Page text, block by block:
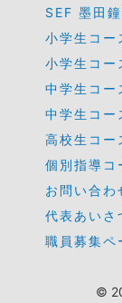
SEF 墨田
小学生コー
小学生コー
中学生コー
中学生コー
高校生コー
個別指導コ
お問い合わ
代表あいさ
職員募集ペ
©